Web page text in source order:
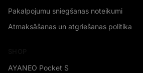
Pakalpojumu sniegšanas noteikumi
Atmaksāšanas un atgriešanas politika
AYANEO Pocket S